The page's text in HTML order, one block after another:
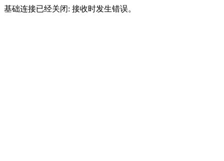
基础连接已经关闭: 接收时发生错误。